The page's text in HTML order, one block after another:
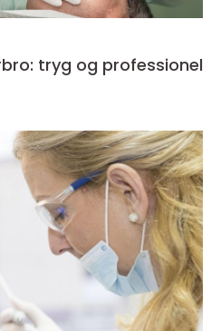
tryg og professionel